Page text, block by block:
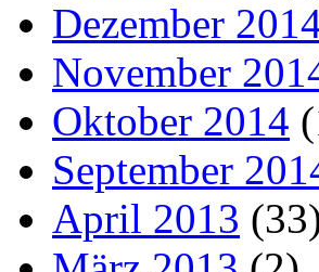
Dezember
November
Oktober 2014
September
April 2013